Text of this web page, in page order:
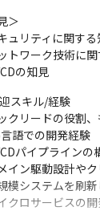
テムリプレイス
化の結果、チー
にわたって継続
模システムの保
ムメンバーと共
＞
ュリティに関す
トワーク技術に
の知見
スキル/経験
クリードの役割
言語での開発経験
CDパイプラインの
イン駆動設計や
模システムを刷
クロサービスの